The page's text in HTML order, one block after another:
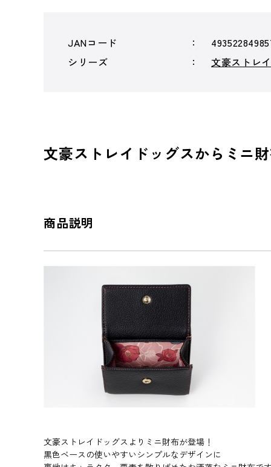
JANコード
シリーズ
文豪ストレ
文豪ストレイドッグスからミニ
商品説明
文豪ストレイドッグスよりミニ財布が登場！
黒色ベースの使いやすいシンプルなデザインに